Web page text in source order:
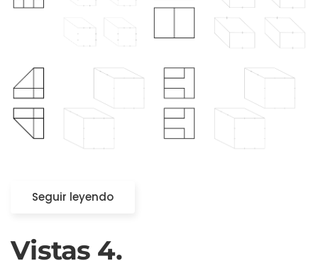
Seguir leyendo
Vistas 4.